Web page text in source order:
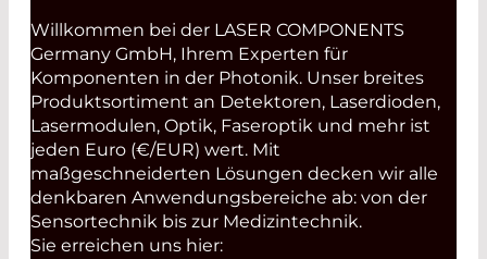
Willkommen bei der LASER COMPONENTS
Germany GmbH, Ihrem Experten für
Komponenten in der Photonik. Unser breites
Produktsortiment an Detektoren, Laserdioden,
Lasermodulen, Optik, Faseroptik und mehr ist
jeden Euro (€/EUR) wert. Mit
maßgeschneiderten Lösungen decken wir alle
denkbaren Anwendungsbereiche ab: von der
Sensortechnik bis zur Medizintechnik.
Sie erreichen uns hier: